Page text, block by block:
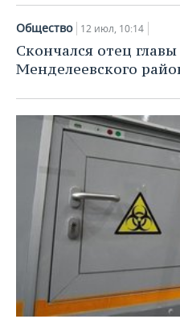
Общество 12 июл, 10:14
Скончался отец
Менделеевского